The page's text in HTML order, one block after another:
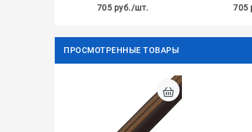
705 руб./шт. 705
ПРОСМОТРЕННЫЕ ТОВАРЫ